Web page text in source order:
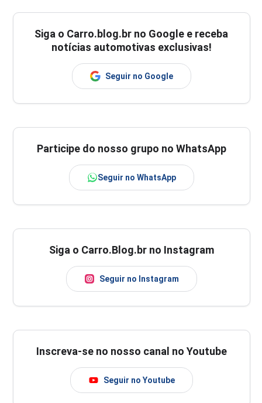
Siga o Carro.blog.br no Google e receba
notícias automotivas exclusivas!
Seguir no Google
Participe do nosso grupo no WhatsApp
Seguir no WhatsApp
Siga o Carro.Blog.br no Instagram
Seguir no Instagram
Inscreva-se no nosso canal no Youtube
Seguir no Youtube